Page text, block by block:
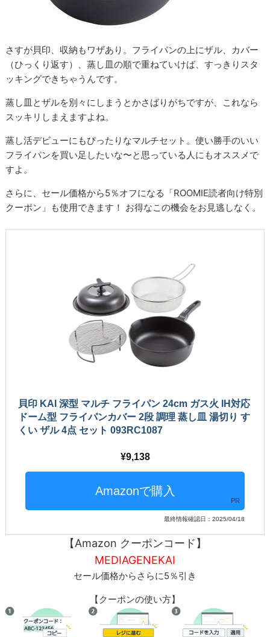
さすが貝印、収納もワザあり。フライパンの上にザル、カバー
（ひっくり返す）、蒸し皿の順で重ねていけば、すっきりスタ
ッキングできちゃうんです。
蒸し皿とザルを別々にしまうとかさばりがちですが、これなら
スッキリしまえますよね。
蒸し活デビューにもぴったりなマルチセット。使い勝手のいい
フライパンを買い足したいな〜と思っている人にもオススメで
すよ。
さらに、セール価格から5％オフになる「ROOMIE読者向け特別
クーポン」も使用できます！ お得なこの機会をお見逃しなく。
貝印 KAI 深型 マルチ フライパン 24cm ガス火 IH対応
ドーム型 フライパンカバー 2段 調理 蒸し皿 湯切り す
くい ザル 4点 セット 093RC1087
9,138
PR
最終情報確認日：2025/04/18
【Amazon クーポンコード】
MEDIAGENEKAI
セール価格からさらに5％引き
【クーポンの使い方】